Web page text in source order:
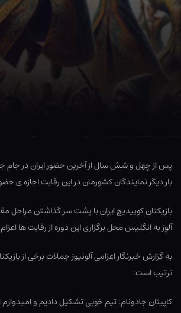
پس از چهل و شش سال از آخرین حضور ایران در جام
بار دیگر نمایندگان کشورمان در این رقابت اجازه ی
بازیکنان کوییدیچ ایران با پشت سر گذاشتن مراحل
آلوِز به انگلیس محل برگزاری این دوره از رقابت ها
به گزارش خبرنگار اعزامی آلونیوز جملات برخی از
ترتیب است:
کاپیتان جادونام: تیم خوبی تشکیل دادیم و